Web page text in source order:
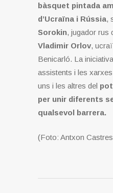
bàsquet pintada
d’Ucraïna i Rússia,
Sorokin, jugador rus
Vladimir Orlov,
Benicarló. La
assistents i les
uns i les altres del
per unir diferents
qualsevol barrera.
(Foto: Antxon